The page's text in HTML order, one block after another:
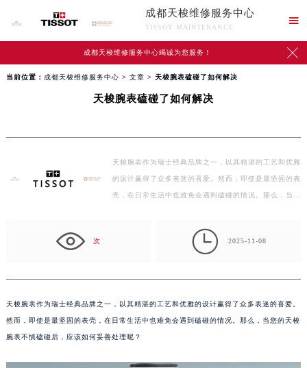
成都天梭维修服务中心
TISSOT MAINTENANCE

成都天梭维修服务中心竭诚为您服务！ 
当前位置： 成都天梭维修服务中心 > 文章 > 天梭腕表磕碰了如何解决
天梭腕表磕碰了如何解决
天梭腕表作为瑞士经典品牌之一，以其精湛的工艺和优雅
的设计赢得了众多表迷的喜爱。然而，即使是最坚固的表
壳，在日常生活中也难免会遇到磕碰的情况。那么，当
次  2025-11-08
天梭腕表作为瑞士经典品牌之一，以其精湛的工艺和优雅的设计赢得了众多表迷的喜爱。
然而，即使是最坚固的表壳，在日常生活中也难免会遇到磕碰的情况。那么，当您的天梭
腕表不慎磕碰后，应该如何妥善处理呢？